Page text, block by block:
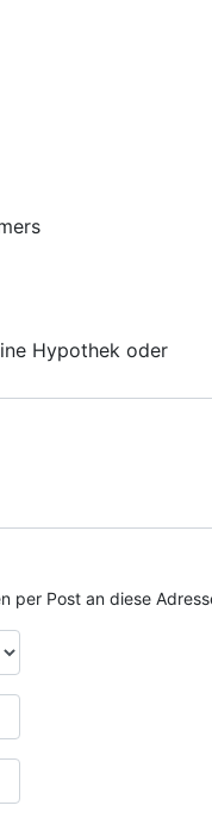
Hypothek oder
per Post an diese